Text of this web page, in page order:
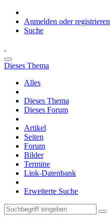
Anmelden oder registrieren
Suche
Dieses Thema
Alles
Dieses Thema
Dieses Forum
Artikel
Seiten
Forum
Bilder
Termine
Link-Datenbank
Erweiterte Suche